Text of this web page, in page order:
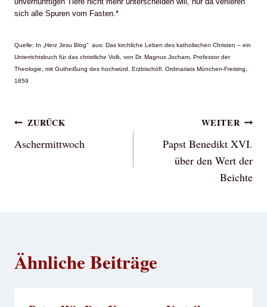
sich alle Spuren vom Fasten.*
Quelle: In „Herz Jesu Blog“ aus: Das kirchliche Leben des katholischen Christen – ein
Unterrichtsbuch für das christliche Volk, von Dr. Magnus Jocham, Professor der
Theologie, mit Gutheißung des hochwürd. Erzbischöfl. Ordinariats München-Freising,
1859
Beitragsnavigation
ZURÜCK
Aschermittwoch
WEITER
Papst Benedikt XVI.
über den Wert der
Beichte
Ähnliche Beiträge